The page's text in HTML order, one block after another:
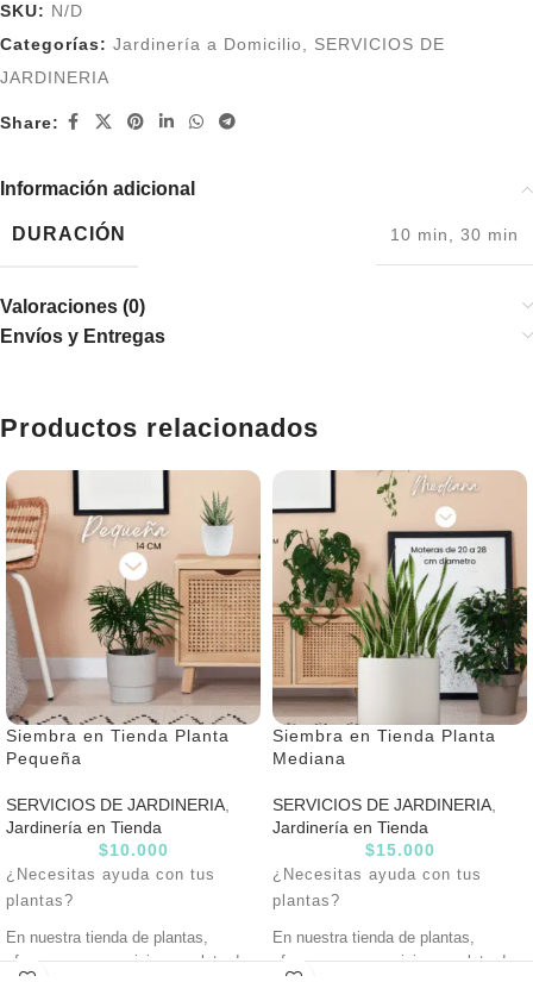
SKU: N/D
Categorías: Jardinería a Domicilio, SERVICIOS DE
JARDINERIA
Share:
Información adicional
DURACIÓN 10 min, 30 min
Valoraciones (0)
Envíos y Entregas
Productos relacionados
Siembra en Tienda Planta
Pequeña
SERVICIOS DE JARDINERIA,
Jardinería en Tienda
$10.000
¿Necesitas ayuda con tus
plantas?
En nuestra tienda de plantas,
ofrecemos un servicio completo de
Siembra en Tienda Planta
Mediana
SERVICIOS DE JARDINERIA,
Jardinería en Tienda
$15.000
¿Necesitas ayuda con tus
plantas?
En nuestra tienda de plantas,
ofrecemos un servicio completo de